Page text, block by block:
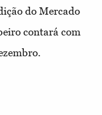
do Mercado
contará com